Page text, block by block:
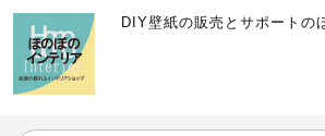
DIY壁紙の販売とサポートの
DIYお役立ち情報
サンゲツリザーブの壁紙について...